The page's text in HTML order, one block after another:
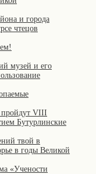
и города
чтецов
музей и его
пройдут VIII
Бутурлинские
твой в
в годы Великой
«Учености